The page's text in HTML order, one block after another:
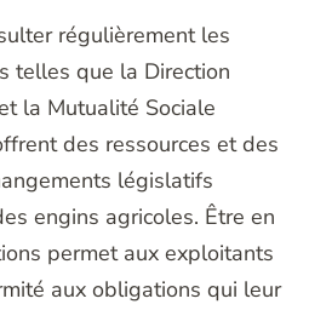
régulièrement les
telles que la Direction
la Mutualité Sociale
des ressources et des
législatifs
engins agricoles. Être en
permet aux exploitants
aux obligations qui leur